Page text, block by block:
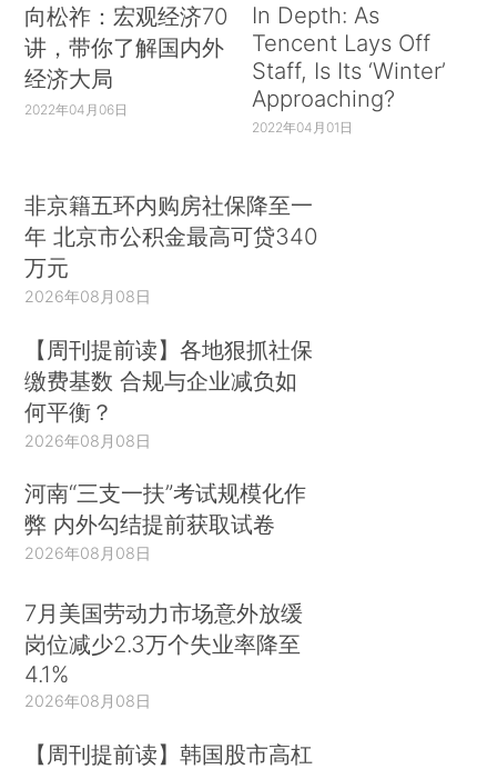
向松祚：宏观经济70
讲，带你了解国内外
经济大局
2022年04月06日
In Depth: As
Tencent Lays Off
Staff, Is Its ‘Winter’
Approaching?
2022年04月01日
非京籍五环内购房社保降至一
年 北京市公积金最高可贷340
万元
2026年08月08日
【周刊提前读】各地狠抓社保
缴费基数 合规与企业减负如
何平衡？
2026年08月08日
河南“三支一扶”考试规模化作
弊 内外勾结提前获取试卷
2026年08月08日
7月美国劳动力市场意外放缓
岗位减少2.3万个失业率降至
4.1%
2026年08月08日
【周刊提前读】韩国股市高杠